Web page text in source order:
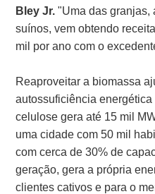
Bley Jr. "Uma das granjas,
suínos, vem obtendo
mil por ano com o
Reaproveitar a biomassa
autossuficiência
celulose gera até 15 mil
uma cidade com 50 mil
com cerca de 30% de
geração, gera a própria
clientes cativos e para o